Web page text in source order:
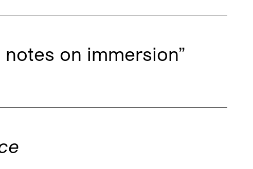
on immersion”